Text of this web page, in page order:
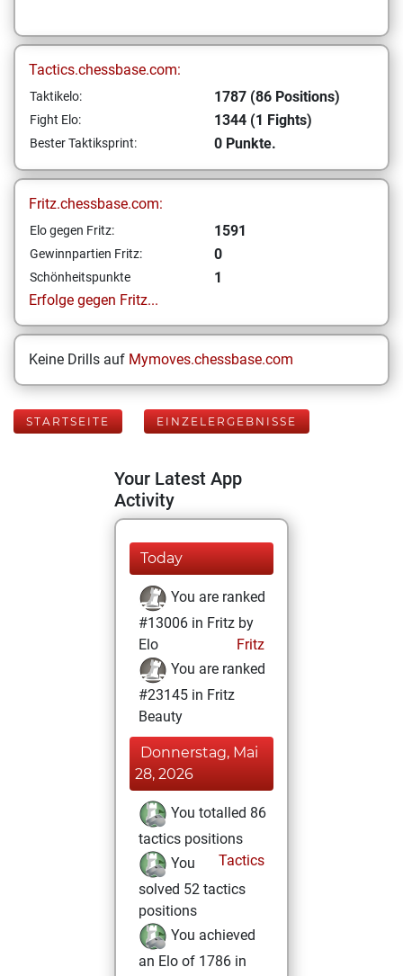
Tactics.chessbase.com:
Taktikelo: 1787 (86 Positions)
Fight Elo: 1344 (1 Fights)
Bester Taktiksprint: 0 Punkte.
Fritz.chessbase.com:
Elo gegen Fritz: 1591
Gewinnpartien Fritz: 0
Schönheitspunkte
1
Erfolge gegen Fritz...
Keine Drills auf Mymoves.chessbase.com
STARTSEITE EINZELERGEBNISSE
Your Latest App
Activity
Today
You are ranked
#13006 in Fritz by
Elo
Fritz
You are ranked
#23145 in Fritz
Beauty
Donnerstag, Mai
28, 2026
You totalled 86
tactics positions
Tactics
You
solved 52 tactics
positions
You achieved
an Elo of 1786 in